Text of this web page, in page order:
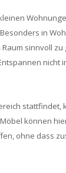
in
Raum sinnvoll
nicht
stattfindet,
können
ohne dass